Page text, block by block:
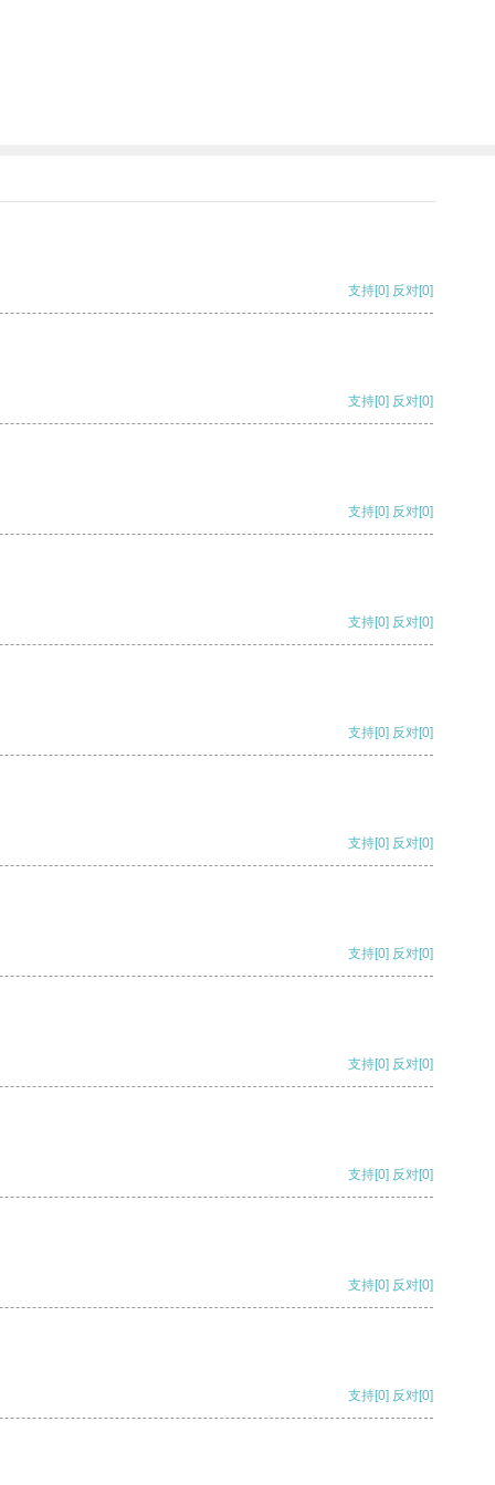
支持[0] 反对[0]
支持[0] 反对[0]
支持[0] 反对[0]
支持[0] 反对[0]
支持[0] 反对[0]
支持[0] 反对[0]
支持[0] 反对[0]
支持[0] 反对[0]
支持[0] 反对[0]
支持[0] 反对[0]
支持[0] 反对[0]